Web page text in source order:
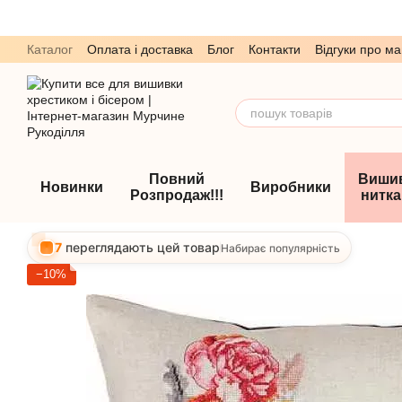
Каталог Оплата і доставка Блог Контакти
Відгуки про
Обмін та повернення
Угода користувача
Новинки
Повний
Розпродаж!!!
Виробники
7 переглядають цей товарНабирає популярність
−10%